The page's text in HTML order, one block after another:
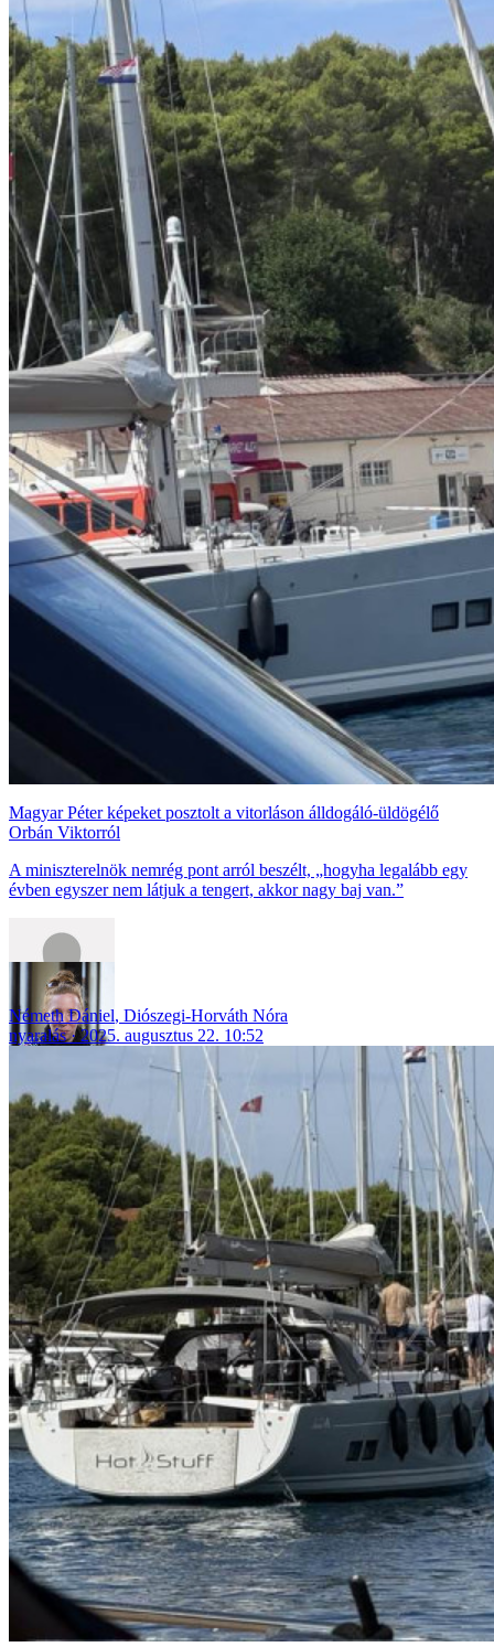
Magyar Péter képeket posztolt a vitorláson álldogáló-üldögélő
Orbán Viktorról
A miniszterelnök nemrég pont arról beszélt, „hogyha legalább egy
évben egyszer nem látjuk a tengert, akkor nagy baj van.”
Németh Dániel, Diószegi-Horváth Nóra
nyaralás
2025. augusztus 22. 10:52